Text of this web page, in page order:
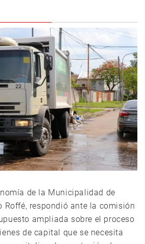
de la Municipalidad de
Roffé, respondió ante la comisión
ampliada sobre el proceso
de capital que se necesita